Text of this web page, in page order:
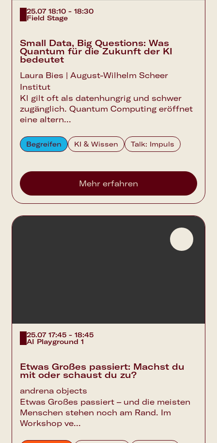
25.07 18:10 - 18:30
Field Stage
Small Data, Big Questions: Was
Quantum für die Zukunft der KI
bedeutet
Laura Bies | August-Wilhelm Scheer
Institut
Kl gilt oft als datenhungrig und schwer
zugänglich. Quantum Computing eröffnet
eine altern...
Begreifen KI & Wissen Talk: Impuls
Mehr erfahren
25.07 17:45 - 18:45
AI Playground 1
Etwas Großes passiert: Machst du
mit oder schaust du zu?
andrena objects
Etwas Großes passiert – und die meisten
Menschen stehen noch am Rand. Im
Workshop ve...